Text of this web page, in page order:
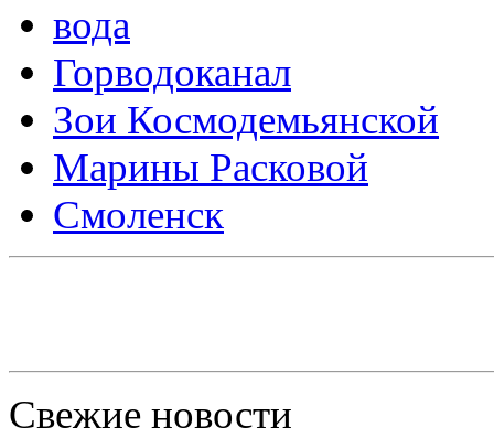
вода
Горводоканал
Зои Космодемьянской
Марины Расковой
Смоленск
Свежие новости